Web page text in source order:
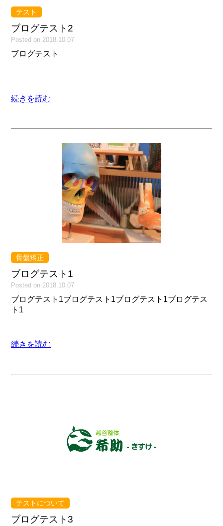
テスト
ブログテスト2
Posted on 2018.10.07
ブログテスト
続きを読む
骨盤矯正
ブログテスト1
Posted on 2018.10.07
ブログテスト1ブログテスト1ブログテスト1ブログテス
ト1
続きを読む
テストについて
ブログテスト3